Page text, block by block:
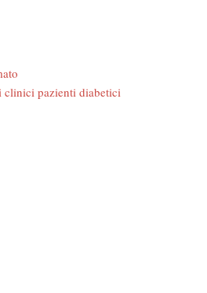
clinici pazienti diabetici